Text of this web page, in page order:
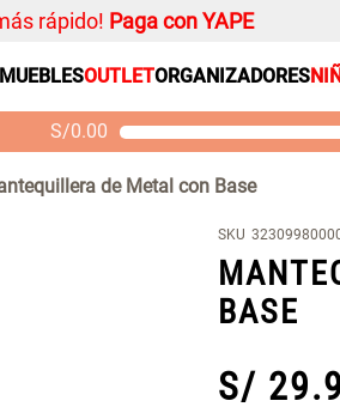
rápido! Paga con YAPE
MUEBLESOUTLETORGANIZADORES
S/0.00
de Metal con Base
SKU
BASE
S/ 29.
Mueble MDF y Madera
Bambú Inodoro con
Puerta 65x28x171 cm
S/ 261.00 S/